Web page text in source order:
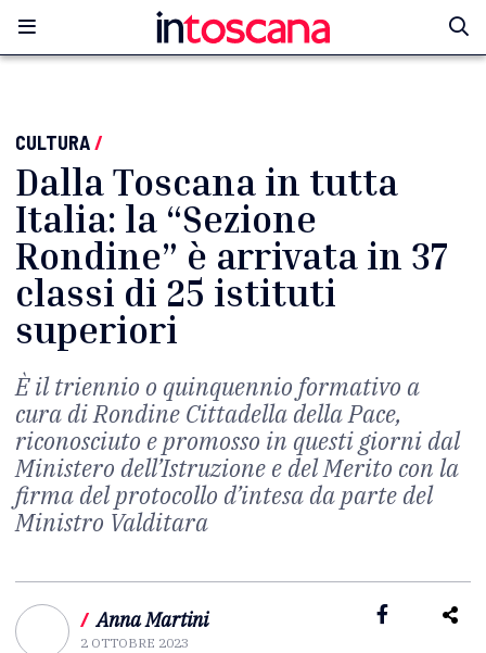
CULTURA/
Dalla Toscana in tutta
Italia: la “Sezione
Rondine” è arrivata in 37
classi di 25 istituti
superiori
È il triennio o quinquennio formativo a
cura di Rondine Cittadella della Pace,
riconosciuto e promosso in questi giorni dal
Ministero dell’Istruzione e del Merito con la
firma del protocollo d’intesa da parte del
Ministro Valditara
/ Anna Martini
2 OTTOBRE 2023